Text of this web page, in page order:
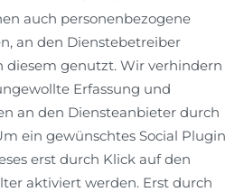
auch personenbezogene
an den Dienstebetreiber
diesem genutzt. Wir verhindern
Erfassung und
an den Diensteanbieter durch
ein gewünschtes Social Plugin
erst durch Klick auf den
aktiviert werden. Erst durch